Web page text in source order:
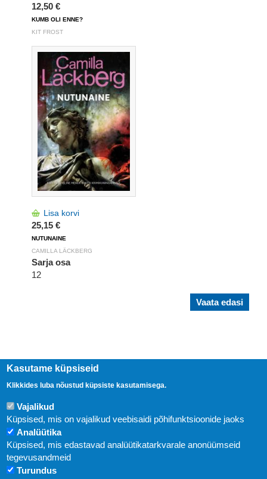
12,50 €
KUMB OLI ENNE?
KIT FROST
Lisa korvi
25,15 €
NUTUNAINE
CAMILLA LÄCKBERG
Sarja osa
12
Vaata edasi
Uudised
Kasutame küpsiseid
Klikkides luba nõustud küpsiste kasutamisega.
Vajalikud
Küpsised, mis on vajalikud veebisaidi põhifunktsioonide jaoks
Analüütika
Küpsised, mis edastavad analüütikatarkvarale anonüümseid
tegevusandmeid
Turundus